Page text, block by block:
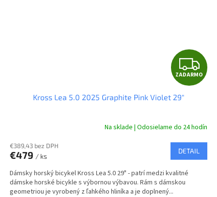
Z
A
A
R
M
ZADARMO
Kross Lea 5.0 2025 Graphite Pink Violet 29"
Na sklade | Odosielame do 24 hodín
€389,43 bez DPH
€479 / ks
DETAIL
Dámsky horský bicykel Kross Lea 5.0 29" - patrí medzi kvalitné
dámske horské bicykle s výbornou výbavou. Rám s dámskou
geometriou je vyrobený z ľahkého hliníka a je doplnený...